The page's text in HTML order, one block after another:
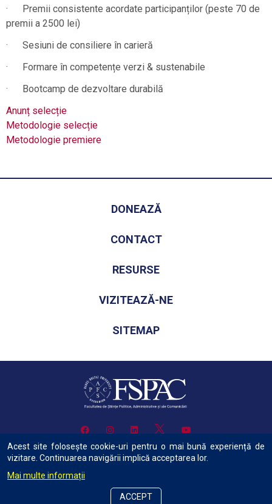
· Premii consistente acordate participanților (peste 70 de
premii a 2500 lei)
· Sesiuni de consiliere în carieră
· Formare în competențe verzi & sustenabile
· Bootcamp de dezvoltare durabilă
Anunț selecție
Metodologie selecție
Metodologie premiere
DONEAZĂ
CONTACT
RESURSE
VIZITEAZĂ-NE
SITEMAP
Acest site folosește cookie-uri pentru o mai bună experiență de
vizitare. Continuarea navigării implică acceptarea lor.
Mai multe informații
ACCEPT
Copyright © 2022 Facultatea de Știinte Politice, Administrative și ale